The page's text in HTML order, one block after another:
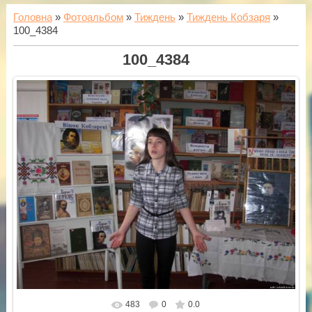
Головна» Фотоальбом» Тиждень» Тиждень Кобзаря »
100_4384
100_4384
У реальному розмірі 1600x1200
483 0 0.0